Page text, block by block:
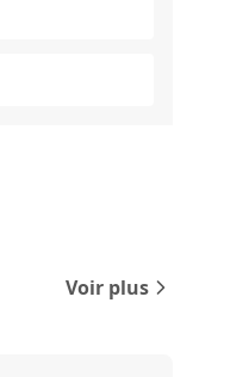
Voir plus